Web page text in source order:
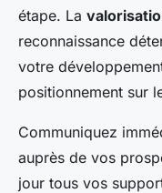
étape. La
reconnaissance
votre
positionnement sur
Communiquez
auprès de vos
jour tous vos